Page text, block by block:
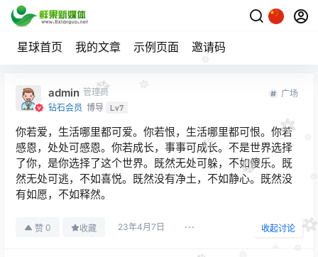
星球首页 我的文章 示例页面 邀请码
admin 管理员
钻石会员 博导 Lv7
广场
你若爱，生活哪里都可爱。你若恨，生活哪里都可恨。你若
感恩，处处可感恩。你若成长，事事可成长。不是世界选择
了你，是你选择了这个世界。既然无处可躲，不如傻乐。既
然无处可逃，不如喜悦。既然没有净土，不如静心。既然没
有如愿，不如释然。
赞 0 收藏 23年4月7日 收起讨论